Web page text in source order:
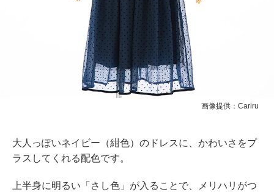
画像提供：Cariru
大人っぽいネイビー（紺色）のドレスに、かわいさをプ
ラスしてくれる配色です。
上半身に明るい「さし色」が入ることで、メリハリがつ